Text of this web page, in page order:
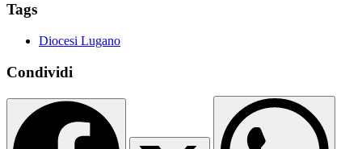
Tags
Diocesi Lugano
Condividi